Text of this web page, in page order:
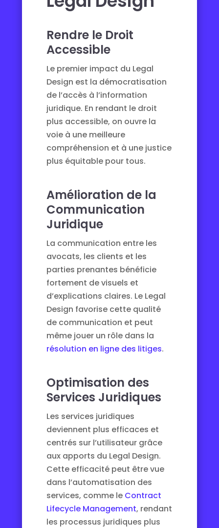
Rendre le Droit
Accessible
Le premier impact du Legal
Design est la démocratisation
de l’accès à l’information
juridique. En rendant le droit
plus accessible, on ouvre la
voie à une meilleure
compréhension et à une justice
plus équitable pour tous.
Amélioration de la
Communication
Juridique
La communication entre les
avocats, les clients et les
parties prenantes bénéficie
fortement de visuels et
d’explications claires. Le Legal
Design favorise cette qualité
de communication et peut
même jouer un rôle dans la
résolution en ligne des litiges.
Optimisation des
Services Juridiques
Les services juridiques
deviennent plus efficaces et
centrés sur l’utilisateur grâce
aux apports du Legal Design.
Cette efficacité peut être vue
dans l’automatisation des
services, comme le Contract
Lifecycle Management, rendant
les processus juridiques plus